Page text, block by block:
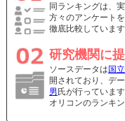
同ランキングは、
方々のアンケート
徹底比較していま
研究機関に
ソースデータは 国
開されており、デ
男 氏が行っています
オリコンのランキ